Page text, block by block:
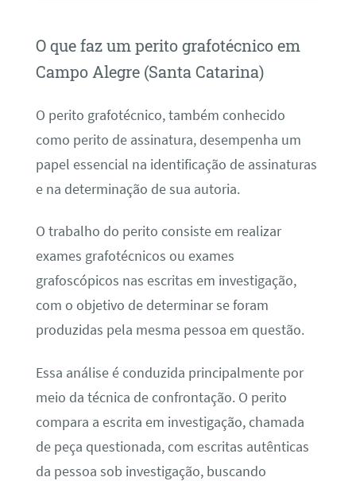
O que faz um perito grafotécnico em
Campo Alegre (Santa Catarina)
O perito grafotécnico, também conhecido
como perito de assinatura, desempenha um
papel essencial na identificação de assinaturas
e na determinação de sua autoria.
O trabalho do perito consiste em realizar
exames grafotécnicos ou exames
grafoscópicos nas escritas em investigação,
com o objetivo de determinar se foram
produzidas pela mesma pessoa em questão.
Essa análise é conduzida principalmente por
meio da técnica de confrontação. O perito
compara a escrita em investigação, chamada
de peça questionada, com escritas autênticas
da pessoa sob investigação, buscando